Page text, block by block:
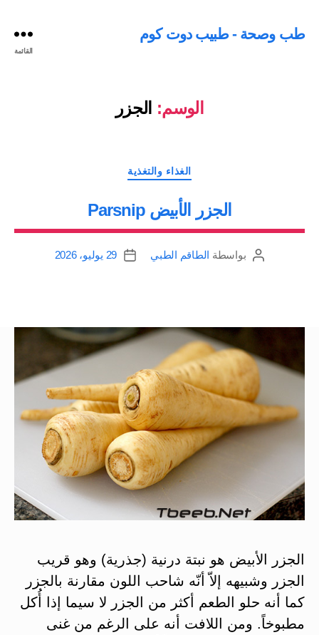
طب وصحة - طبيب دوت كوم
القائمة
الوسم: الجزر
التصنيفات
الغذاء والتغذية
الجزر الأبيض Parsnip
كاتببواسطة الطاقم الطبي
تاريخ
29 يوليو، 2026
الجزر الأبيض هو نبتة درنية (جذرية) وهو قريب
الجزر وشبيهه إلاّ أنّه شاحب اللون مقارنة بالجزر
كما أنه حلو الطعم أكثر من الجزر لا سيما إذا أُكل
مطبوخاً. ومن اللافت أنه على الرغم من غنى